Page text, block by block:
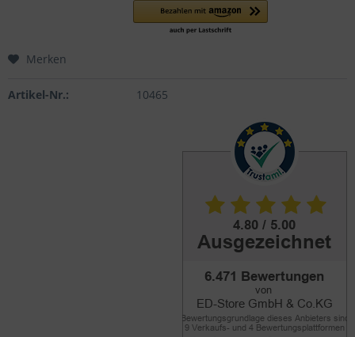
Merken
Artikel-Nr.: 10465